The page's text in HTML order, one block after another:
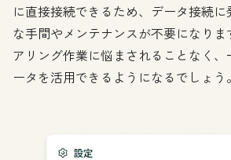
に直接接続できるため、データ接続
な手間やメンテナンスが不要になり
アリング作業に悩まされることなく
ータを活用できるようになるでしょう。